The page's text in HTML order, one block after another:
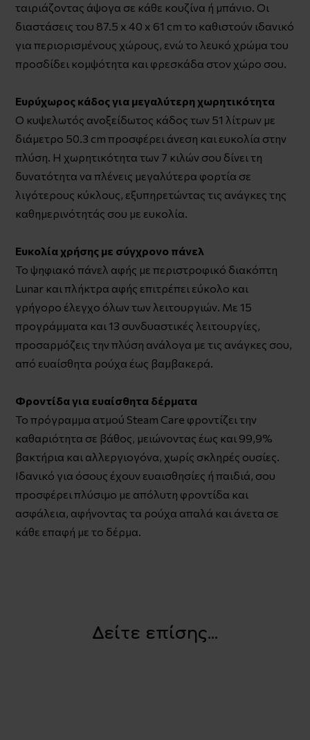
ταιριάζοντας άψογα σε κάθε κουζίνα ή μπάνιο. Οι
διαστάσεις του 87.5 x 40 x 61 cm το καθιστούν ιδανικό
για περιορισμένους χώρους, ενώ το λευκό χρώμα του
προσδίδει κομψότητα και φρεσκάδα στον χώρο σου.
Ευρύχωρος κάδος για μεγαλύτερη χωρητικότητα
Ο κυψελωτός ανοξείδωτος κάδος των 51 λίτρων με
διάμετρο 50.3 cm προσφέρει άνεση και ευκολία στην
πλύση. Η χωρητικότητα των 7 κιλών σου δίνει τη
δυνατότητα να πλένεις μεγαλύτερα φορτία σε
λιγότερους κύκλους, εξυπηρετώντας τις ανάγκες της
καθημερινότητάς σου με ευκολία.
Ευκολία χρήσης με σύγχρονο πάνελ
Το ψηφιακό πάνελ αφής με περιστροφικό διακόπτη
Lunar και πλήκτρα αφής επιτρέπει εύκολο και
γρήγορο έλεγχο όλων των λειτουργιών. Με 15
προγράμματα και 13 συνδυαστικές λειτουργίες,
προσαρμόζεις την πλύση ανάλογα με τις ανάγκες σου,
από ευαίσθητα ρούχα έως βαμβακερά.
Φροντίδα για ευαίσθητα δέρματα
Το πρόγραμμα ατμού Steam Care φροντίζει την
καθαριότητα σε βάθος, μειώνοντας έως και 99,9%
βακτήρια και αλλεργιογόνα, χωρίς σκληρές ουσίες.
Ιδανικό για όσους έχουν ευαισθησίες ή παιδιά, σου
προσφέρει πλύσιμο με απόλυτη φροντίδα και
ασφάλεια, αφήνοντας τα ρούχα απαλά και άνετα σε
κάθε επαφή με το δέρμα.
Δείτε επίσης...